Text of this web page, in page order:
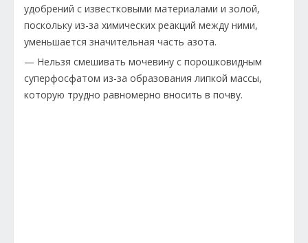
удобрений с известковыми материалами и золой,
поскольку из-за химических реакций между ними,
уменьшается значительная часть азота.
— Нельзя смешивать мочевину с порошковидным
суперфосфатом из-за образования липкой массы,
которую трудно равномерно вносить в почву.